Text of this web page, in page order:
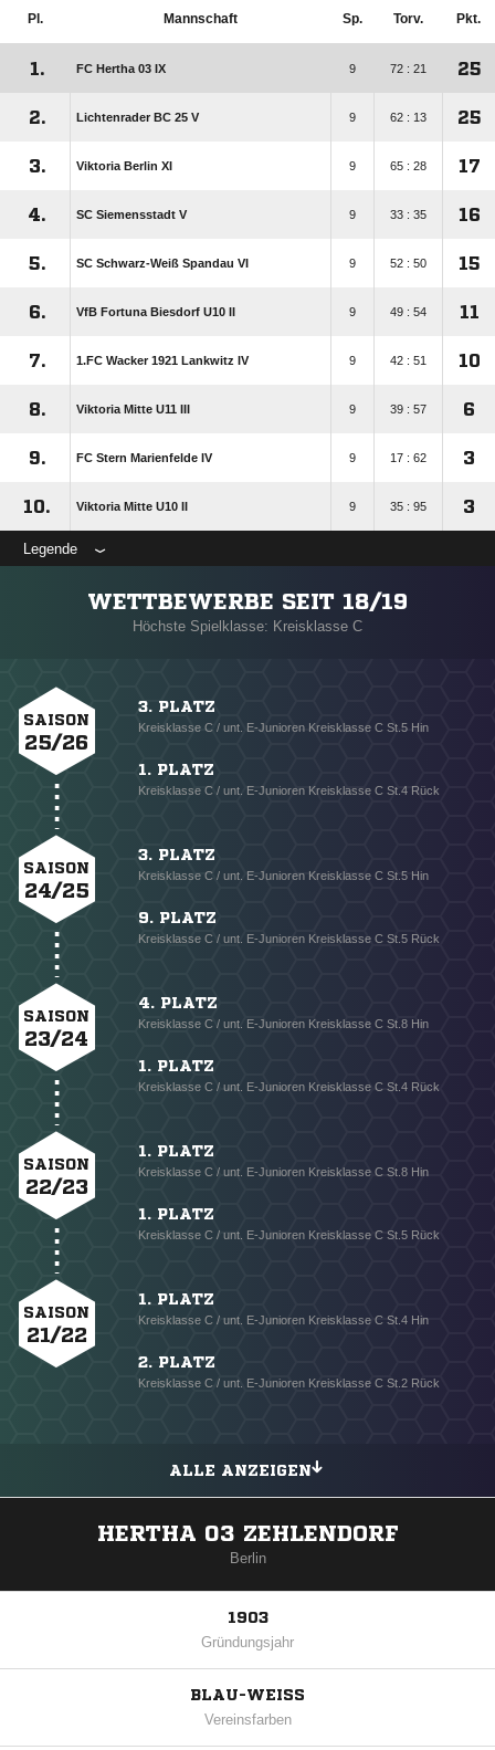
Pl. Mannschaft Sp. Torv. Pkt.
1. FC Hertha 03 IX 9 72 : 21 25
2. Lichtenrader BC 25 V 9 62 : 13 25
3. Viktoria Berlin XI 9 65 : 28 17
4. SC Siemensstadt V 9 33 : 35 16
5. SC Schwarz-Weiß Spandau VI 9 52 : 50 15
6. VfB Fortuna Biesdorf U10 II 9 49 : 54 11
7. 1.FC Wacker 1921 Lankwitz IV 9 42 : 51 10
8. Viktoria Mitte U11 III 9 39 : 57 6
9. FC Stern Marienfelde IV 9 17 : 62 3
10. Viktoria Mitte U10 II 9 35 : 95 3
Legende
WETTBEWERBE SEIT 18/19
Höchste Spielklasse: Kreisklasse C
SAISON
25/26
3. PLATZ
Kreisklasse C / unt. E-Junioren Kreisklasse C St.5 Hin
1. PLATZ
Kreisklasse C / unt. E-Junioren Kreisklasse C St.4 Rück
SAISON
24/25
3. PLATZ
Kreisklasse C / unt. E-Junioren Kreisklasse C St.5 Hin
9. PLATZ
Kreisklasse C / unt. E-Junioren Kreisklasse C St.5 Rück
SAISON
23/24
4. PLATZ
Kreisklasse C / unt. E-Junioren Kreisklasse C St.8 Hin
1. PLATZ
Kreisklasse C / unt. E-Junioren Kreisklasse C St.4 Rück
SAISON
22/23
1. PLATZ
Kreisklasse C / unt. E-Junioren Kreisklasse C St.8 Hin
1. PLATZ
Kreisklasse C / unt. E-Junioren Kreisklasse C St.5 Rück
SAISON
21/22
1. PLATZ
Kreisklasse C / unt. E-Junioren Kreisklasse C St.4 Hin
2. PLATZ
Kreisklasse C / unt. E-Junioren Kreisklasse C St.2 Rück
ALLE ANZEIGEN
HERTHA 03 ZEHLENDORF
Berlin
1903
Gründungsjahr
BLAU-WEISS
Vereinsfarben